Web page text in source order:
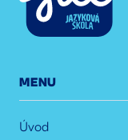
MENU
Úvod